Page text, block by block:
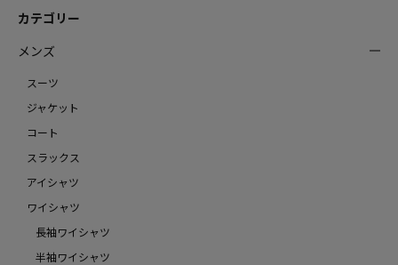
カテゴリー
メンズ
スーツ
ジャケット
コート
スラックス
アイシャツ
ワイシャツ
長袖ワイシャツ
半袖ワイシャツ